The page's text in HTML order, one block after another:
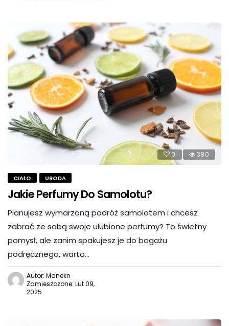
0 380
CIAŁO URODA
Jakie Perfumy Do Samolotu?
Planujesz wymarzoną podróż samolotem i chcesz
zabrać ze sobą swoje ulubione perfumy? To świetny
pomysł, ale zanim spakujesz je do bagażu
podręcznego, warto…
Autor: Manekn
Zamieszczone: Lut 09,
2025